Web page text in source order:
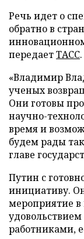
Речь идет о
обратно в
передаетТАСС.
«Владимир
ученых
Они готовы
научно-
время и
будем рады
главе
Путин с
инициативу.
мероприятие в
работниками,